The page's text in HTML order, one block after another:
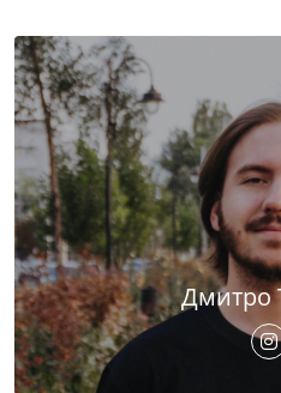
Дмитро